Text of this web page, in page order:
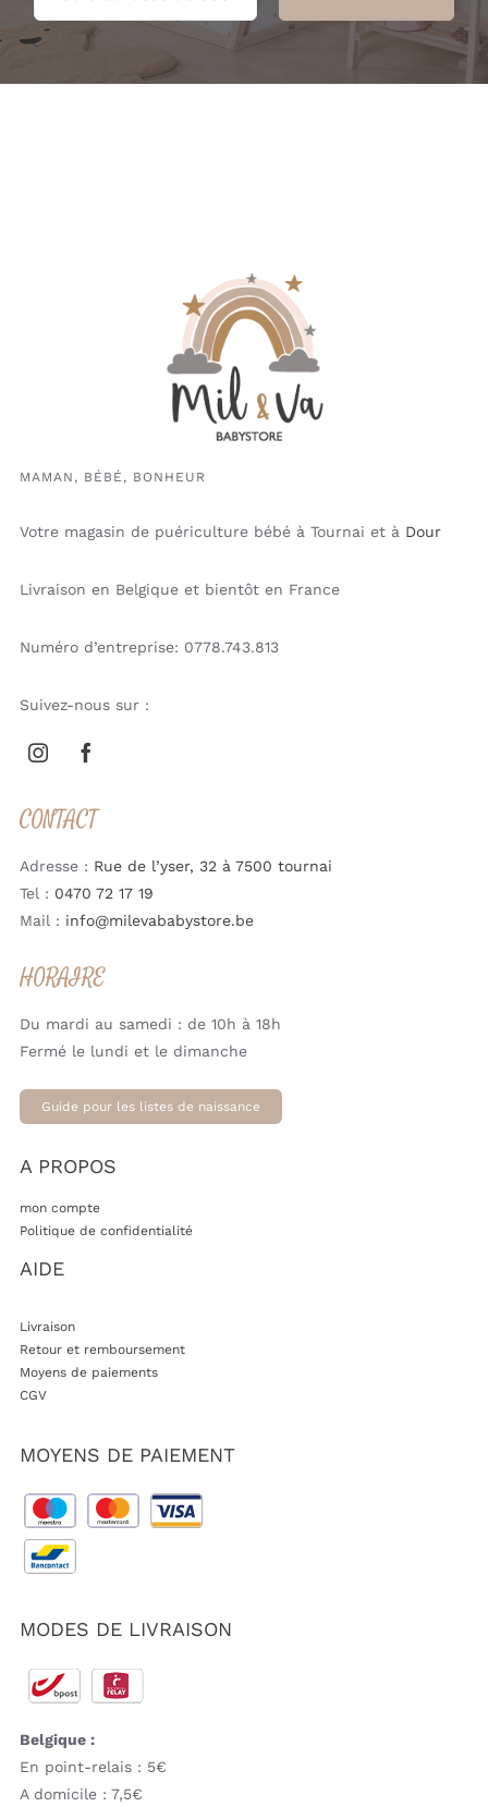
MAMAN, BÉBÉ, BONHEUR
Votre magasin de puériculture bébé à Tournai et à Dour
Livraison en Belgique et bientôt en France
Numéro d’entreprise: 0778.743.813
Suivez-nous sur :
CONTACT
Adresse : Rue de l’yser, 32 à 7500 tournai
Tel : 0470 72 17 19
Mail : info@milevababystore.be
HORAIRE
Du mardi au samedi : de 10h à 18h
Fermé le lundi et le dimanche
Guide pour les listes de naissance
A PROPOS
mon compte
Politique de confidentialité
AIDE
Livraison
Retour et remboursement
Moyens de paiements
CGV
MOYENS DE PAIEMENT
MODES DE LIVRAISON
Belgique :
En point-relais : 5€
A domicile : 7,5€